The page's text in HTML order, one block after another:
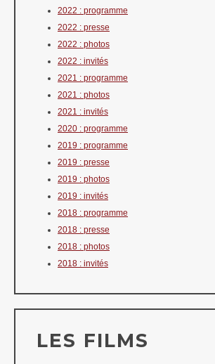
2022 : programme
2022 : presse
2022 : photos
2022 : invités
2021 : programme
2021 : photos
2021 : invités
2020 : programme
2019 : programme
2019 : presse
2019 : photos
2019 : invités
2018 : programme
2018 : presse
2018 : photos
2018 : invités
LES FILMS